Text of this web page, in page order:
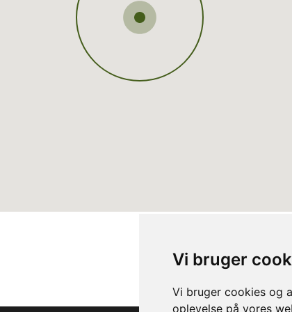
Vi bruger
Vi bruger cookies og
oplevelse på vores